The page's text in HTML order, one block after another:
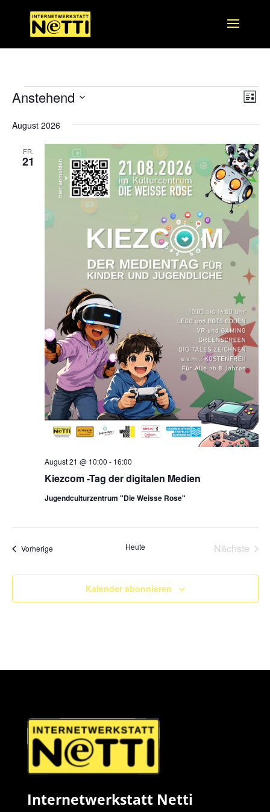
Veranstaltungen Liste
Anstehend
wählen.
August 2026
FR.
21
Kiezcom -Tag der digitalen Medien
August 21 @ 10:00 - 16:00
Jugendculturzentrum "Die Weisse Rose"
VorherigeVeranstaltungen Heute
Nächste
Kalender abonnieren
Internetwerkstatt Netti